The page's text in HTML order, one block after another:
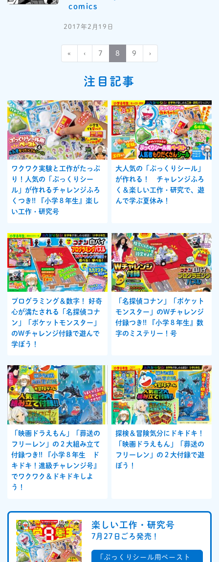
comics
2017年2月19日
« ‹ 7 8 9 ›
注目記事
ワクワク実験と工作がたっぷ
り！人気の「ぷっくりシー
ル」が作れるチャレンジふろ
くつき!! 『小学８年生』楽し
い工作・研究号
大人気の「ぷっくりシール」
が作れる！ チャレンジふろ
く＆楽しい工作・研究で、遊
んで学ぶ夏休み！
プログラミング＆数字！ 好奇
心が満たされる「名探偵コナ
ン」「ポケットモンスター」
のWチャレンジ付録で遊んで
学ぼう！
「名探偵コナン」「ポケット
モンスター」のWチャレンジ
付録つき!! 『小学８年生』数
字のミステリー！号
「映画ドラえもん」「葬送の
フリーレン」の２大組み立て
付録つき!! 『小学８年生 ド
キドキ！進級チャレンジ号』
でワクワク＆ドキドキしよ
う！
探検＆冒険気分にドキドキ！
「映画ドラえもん」「葬送の
フリーレン」の２大付録で遊
ぼう！
楽しい工作・研究号
7月27日ごろ発売！
「ぷっくりシール用ペースト